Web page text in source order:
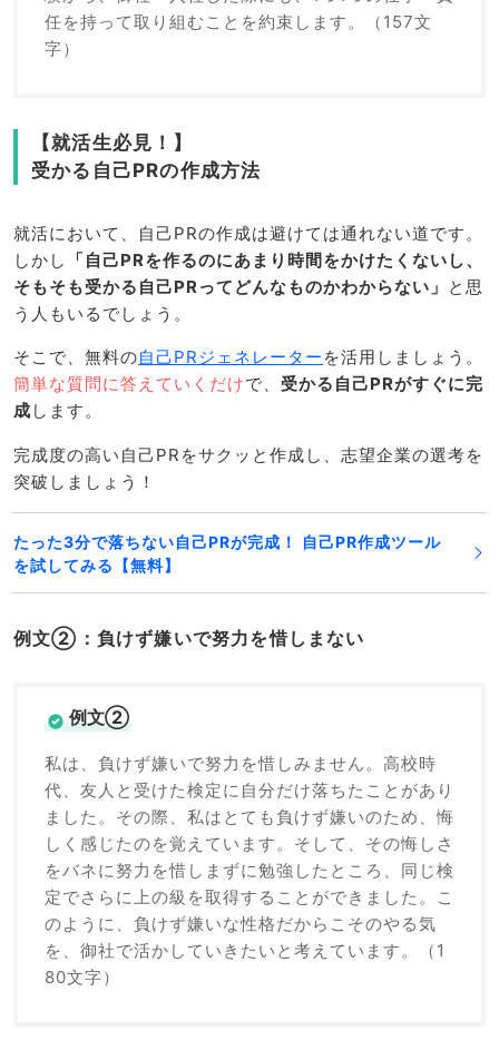
任を持って取り組むことを約束します。（157文
字）
【就活生必見！】
受かる自己PRの作成方法
就活において、自己PRの作成は避けては通れない道です。
しかし
「自己PRを作るのにあまり時間をかけたくないし、
そもそも受かる自己PRってどんなものかわからない」 と思
う人もいるでしょう。
そこで、無料の自己PRジェネレーター を活用しましょう。
簡単な質問に答えていくだけで、 受かる自己PRがすぐに完
成 します。
完成度の高い自己PRをサクッと作成し、志望企業の選考を
突破しましょう！
たった3分で落ちない自己PRが完成！ 自己PR作成ツール
を試してみる【無料】
例文②：負けず嫌いで努力を惜しまない
例文②
私は、負けず嫌いで努力を惜しみません。高校時
代、友人と受けた検定に自分だけ落ちたことがあり
ました。その際、私はとても負けず嫌いのため、悔
しく感じたのを覚えています。そして、その悔しさ
をバネに努力を惜しまずに勉強したところ、同じ検
定でさらに上の級を取得することができました。こ
のように、負けず嫌いな性格だからこそのやる気
を、御社で活かしていきたいと考えています。（1
80文字）